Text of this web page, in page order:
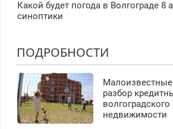
Какой будет погода в Волгограде 8
синоптики
ПОДРОБНОСТИ
разбор
волгоградского
недвижимости